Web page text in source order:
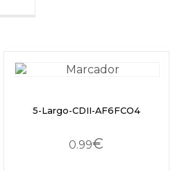
5-Largo-CDII-AF6FCO4
0.99€